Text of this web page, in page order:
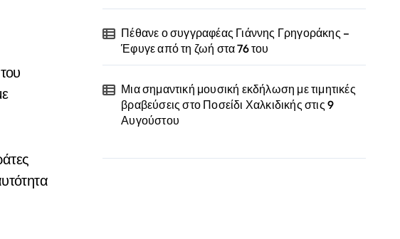
Πέθανε ο συγγραφέας Γιάννης Γρηγοράκης –
Έφυγε από τη ζωή στα 76 του
Μια σημαντική μουσική εκδήλωση με τιμητικές
βραβεύσεις στο Ποσείδι Χαλκιδικής στις 9
Αυγούστου